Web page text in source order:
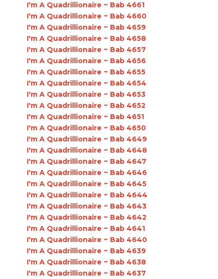
I'm A Quadrillionaire ~ Bab 4661
I'm A Quadrillionaire ~ Bab 4660
I'm A Quadrillionaire ~ Bab 4659
I'm A Quadrillionaire ~ Bab 4658
I'm A Quadrillionaire ~ Bab 4657
I'm A Quadrillionaire ~ Bab 4656
I'm A Quadrillionaire ~ Bab 4655
I'm A Quadrillionaire ~ Bab 4654
I'm A Quadrillionaire ~ Bab 4653
I'm A Quadrillionaire ~ Bab 4652
I'm A Quadrillionaire ~ Bab 4651
I'm A Quadrillionaire ~ Bab 4650
I'm A Quadrillionaire ~ Bab 4649
I'm A Quadrillionaire ~ Bab 4648
I'm A Quadrillionaire ~ Bab 4647
I'm A Quadrillionaire ~ Bab 4646
I'm A Quadrillionaire ~ Bab 4645
I'm A Quadrillionaire ~ Bab 4644
I'm A Quadrillionaire ~ Bab 4643
I'm A Quadrillionaire ~ Bab 4642
I'm A Quadrillionaire ~ Bab 4641
I'm A Quadrillionaire ~ Bab 4640
I'm A Quadrillionaire ~ Bab 4639
I'm A Quadrillionaire ~ Bab 4638
I'm A Quadrillionaire ~ Bab 4637